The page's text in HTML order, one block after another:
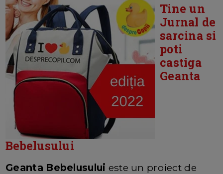
Tine un
Jurnal de
sarcina si
poti
castiga
Geanta
Bebelusului
Geanta Bebelusului este un proiect de